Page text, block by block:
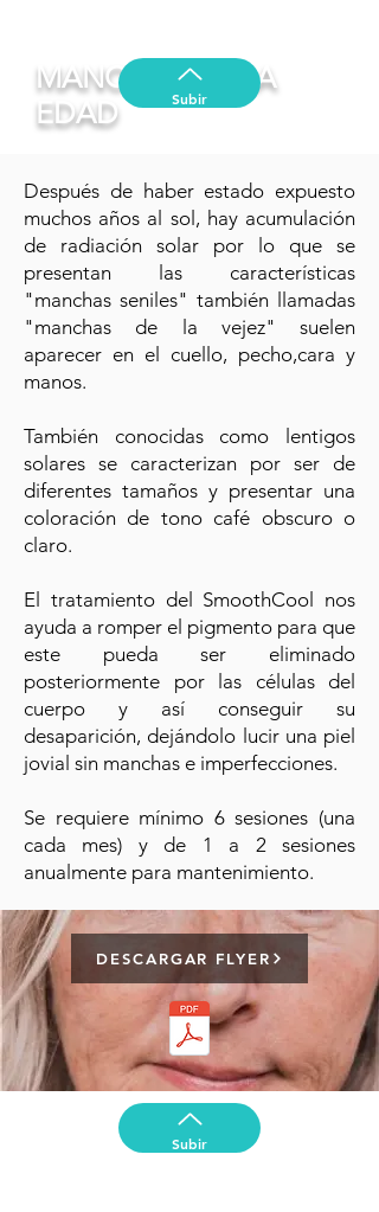
MANCHAS DE LA
EDAD
Después de haber estado expuesto
muchos años al sol, hay acumulación
de radiación solar por lo que se
presentan las características
"manchas seniles" también llamadas
"manchas de la vejez" suelen
aparecer en el cuello, pecho,cara y
manos.
También conocidas como lentigos
solares se caracterizan por ser de
diferentes tamaños y presentar una
coloración de tono café obscuro o
claro.
El tratamiento del SmoothCool nos
ayuda a romper el pigmento para que
este pueda ser eliminado
posteriormente por las células del
cuerpo y así conseguir su
desaparición, dejándolo lucir una piel
jovial sin manchas e imperfecciones.
Se requiere mínimo 6 sesiones (una
cada mes) y de 1 a 2 sesiones
anualmente para mantenimiento.
DESCARGAR FLYER
Subir
Subir